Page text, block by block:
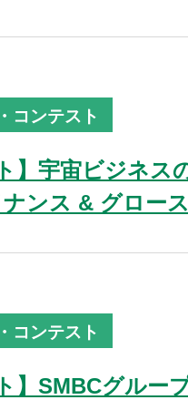
コンテスト
】宇宙ビジネ
ンス & グロー
コンテスト
】SMBCグルー